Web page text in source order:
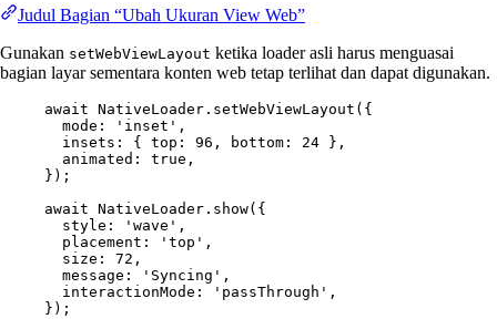
Judul Bagian “Ubah Ukuran View Web”
Gunakan setWebViewLayout ketika loader asli harus menguasai
bagian layar sementara konten web tetap terlihat dan dapat digunakan.
await NativeLoader. setWebViewLayout ({
mode:
'inset' ,
insets: { top: 96 , bottom: 24 },
animated: true ,
});
await NativeLoader. show({
style:
'wave' ,
placement:
'top' ,
size: 72 ,
message:
'Syncing' ,
interactionMode:
'passThrough' ,
});